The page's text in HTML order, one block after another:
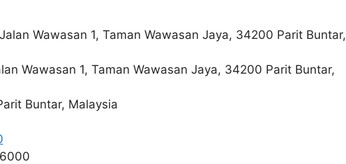
Wawasan 1, Taman Wawasan Jaya, 34200 Parit Buntar,
Wawasan 1, Taman Wawasan Jaya, 34200 Parit Buntar,
Buntar, Malaysia